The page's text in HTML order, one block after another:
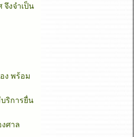
จึงจำเป็น
ง พร้อม
ริการยื่น
ศาล